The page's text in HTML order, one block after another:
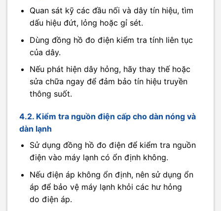
Quan sát kỹ các đầu nối và dây tín hiệu, tìm
dấu hiệu đứt, lỏng hoặc gỉ sét.
Dùng đồng hồ đo điện kiểm tra tính liên tục
của dây.
Nếu phát hiện dây hỏng, hãy thay thế hoặc
sửa chữa ngay để đảm bảo tín hiệu truyền
thông suốt.
4.2. Kiểm tra nguồn điện cấp cho dàn nóng và
dàn lạnh
Sử dụng đồng hồ đo điện để kiểm tra nguồn
điện vào máy lạnh có ổn định không.
Nếu điện áp không ổn định, nên sử dụng ổn
áp để bảo vệ máy lạnh khỏi các hư hỏng
do điện áp.